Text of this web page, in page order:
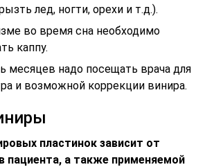
лед, ногти, орехи и т.д.).
во время сна необходимо
каппу.
месяцев надо посещать врача для
и возможной коррекции винира.
пластинок зависит от
пациента, а также применяемой